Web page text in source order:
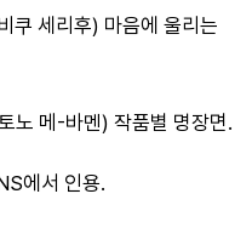
쿠 세리후) 마음에 울리는
노 메-바멘) 작품별 명장면.
에서 인용.